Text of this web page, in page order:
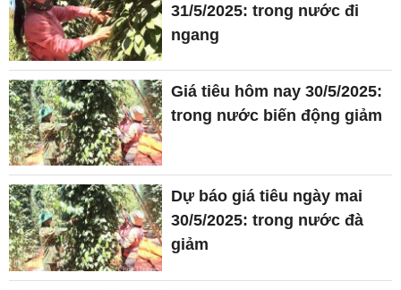
31/5/2025: trong nước đi
ngang
Giá tiêu hôm nay 30/5/2025:
trong nước biến động giảm
Dự báo giá tiêu ngày mai
30/5/2025: trong nước đà
giảm